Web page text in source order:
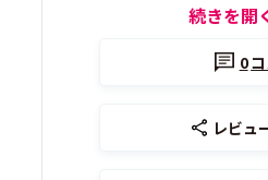
続きを開
0
レビュ